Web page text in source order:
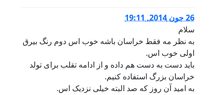
26 جون 2014, 19:11
سلام
به نظر مه فقط خراسان باشه خوب اس دوم رنگ بیرق
اولی خوب اس.
باید دست به دست هم داده و از ادامه تقلب برای تولد
خراسان بزرگ استفاده کنیم.
به امید آن روز که صد البته خیلی نزدیک اس.